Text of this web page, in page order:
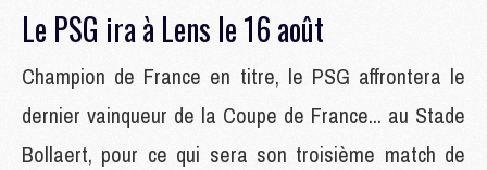
Le PSG ira à Lens le 16 août
Champion de France en titre, le PSG affrontera le
dernier vainqueur de la Coupe de France... au Stade
Bollaert, pour ce qui sera son troisième match de